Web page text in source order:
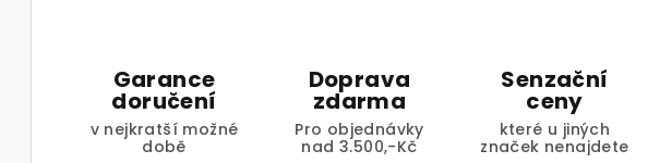
Garance
doručení
v nejkratší možné
době
Doprava
zdarma
Pro objednávky
nad 3.500,-Kč
Senzační
ceny
které u jiných
značek nenajdete